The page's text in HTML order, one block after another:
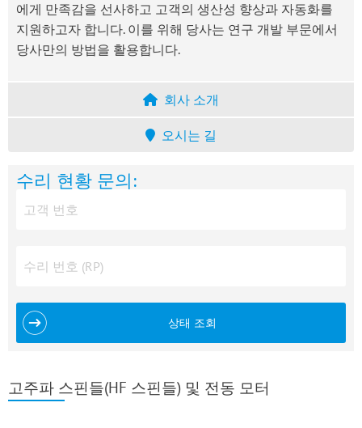
에게 만족감을 선사하고 고객의 생산성 향상과 자동화를
지원하고자 합니다. 이를 위해 당사는 연구 개발 부문에서
당사만의 방법을 활용합니다.
회사 소개
오시는 길
수리 현황 문의:
상태 조회
고주파 스핀들(HF 스핀들) 및 전동 모터